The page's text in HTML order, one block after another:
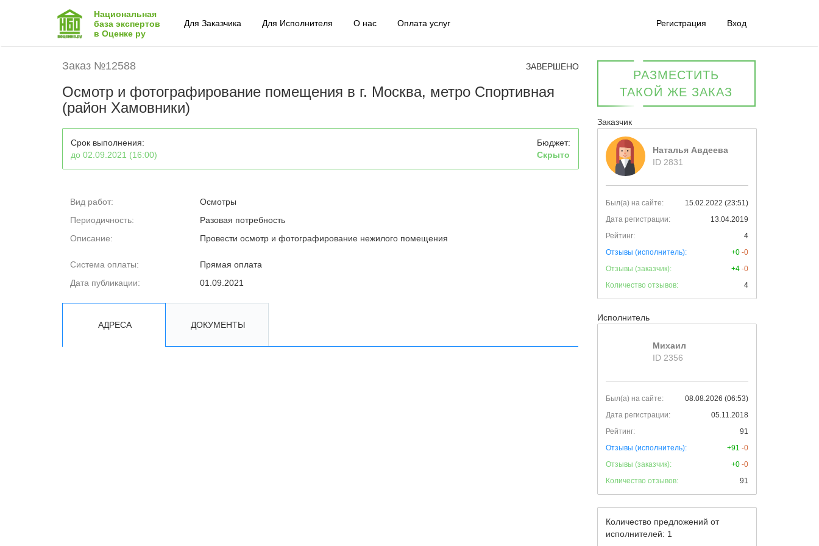
Национальная
база экспертов
в Оценке ру
Для Заказчика Для Исполнителя О нас Оплата услуг Регистрация Вход
Заказ №12588 ЗАВЕРШЕНО
Осмотр и фотографирование помещения в г. Москва, метро Спортивная
(район Хамовники)
РАЗМЕСТИТЬ
ТАКОЙ ЖЕ ЗАКАЗ
Срок выполнения:
до 02.09.2021 (16:00)
Бюджет:
Скрыто
Вид работ:
Осмотры
Периодичность:
Разовая потребность
Описание:
Провести осмотр и фотографирование нежилого помещения
Система оплаты:
Прямая оплата
Дата публикации:
01.09.2021
АДРЕСА ДОКУМЕНТЫ
Заказчик
Наталья Авдеева
ID 2831
Был(а) на сайте:
15.02.2022 (23:51)
Дата регистрации:
13.04.2019
Рейтинг:
4
Отзывы (исполнитель):
+0 -0
Отзывы (заказчик):
+4 -0
Количество отзывов:
4
Исполнитель
Михаил
ID 2356
Был(а) на сайте:
08.08.2026 (06:53)
Дата регистрации:
05.11.2018
Рейтинг:
91
Отзывы (исполнитель):
+91 -0
Отзывы (заказчик):
+0 -0
Количество отзывов:
91
Количество предложений от
исполнителей: 1